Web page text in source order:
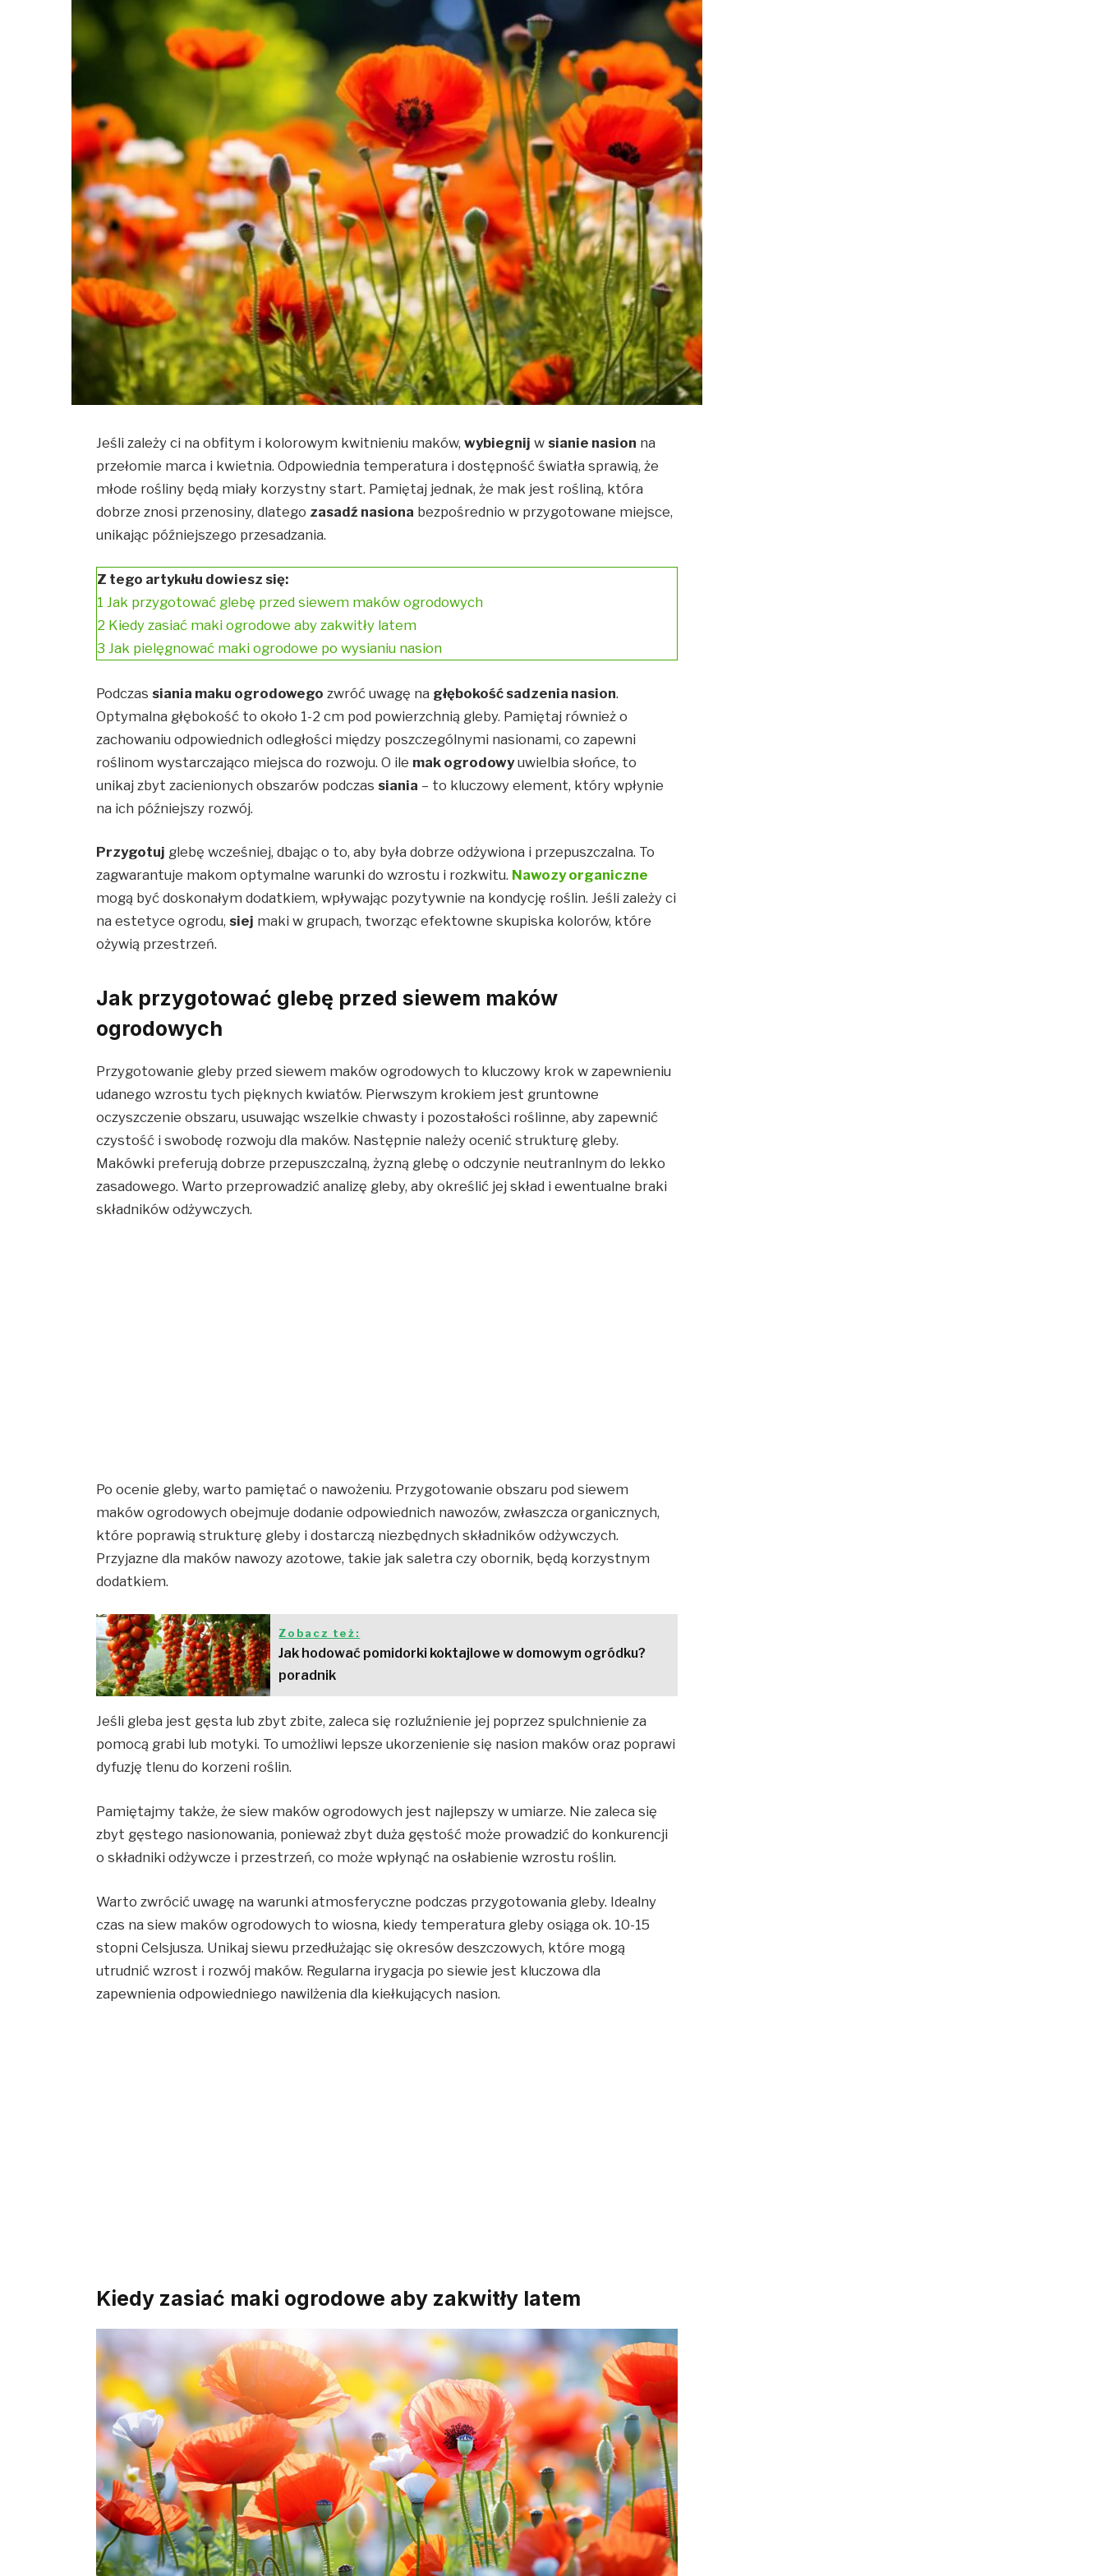
Jeśli zależy ci na obfitym i kolorowym kwitnieniu maków,wybiegnij w sianie nasion na
przełomie marca i kwietnia. Odpowiednia temperatura i dostępność światła sprawią, że
młode rośliny będą miały korzystny start. Pamiętaj jednak, że mak jest rośliną, która
dobrze znosi przenosiny, dlatego zasadź nasiona bezpośrednio w przygotowane miejsce,
unikając późniejszego przesadzania.
Z tego artykułu dowiesz się:
1 Jak przygotować glebę przed siewem maków ogrodowych
2 Kiedy zasiać maki ogrodowe aby zakwitły latem
3 Jak pielęgnować maki ogrodowe po wysianiu nasion
Podczas siania maku ogrodowego zwróć uwagę na głębokość sadzenia nasion.
Optymalna głębokość to około 1-2 cm pod powierzchnią gleby. Pamiętaj również o
zachowaniu odpowiednich odległości między poszczególnymi nasionami, co zapewni
roślinom wystarczająco miejsca do rozwoju. O ile mak ogrodowyuwielbia słońce, to
unikaj zbyt zacienionych obszarów podczas siania – to kluczowy element, który wpłynie
na ich późniejszy rozwój.
Przygotuj glebę wcześniej, dbając o to, aby była dobrze odżywiona i przepuszczalna. To
zagwarantuje makom optymalne warunki do wzrostu i rozkwitu. Nawozy organiczne
mogą być doskonałym dodatkiem, wpływając pozytywnie na kondycję roślin. Jeśli zależy ci
na estetyce ogrodu, siej maki w grupach, tworząc efektowne skupiska kolorów, które
ożywią przestrzeń.
Jak przygotować glebę przed siewem maków
ogrodowych
Przygotowanie gleby przed siewem maków ogrodowych to kluczowy krok w zapewnieniu
udanego wzrostu tych pięknych kwiatów. Pierwszym krokiem jest gruntowne
oczyszczenie obszaru, usuwając wszelkie chwasty i pozostałości roślinne, aby zapewnić
czystość i swobodę rozwoju dla maków. Następnie należy ocenić strukturę gleby.
Makówki preferują dobrze przepuszczalną, żyzną glebę o odczynie neutranlnym do lekko
zasadowego. Warto przeprowadzić analizę gleby, aby określić jej skład i ewentualne braki
składników odżywczych.
Po ocenie gleby, warto pamiętać o nawożeniu. Przygotowanie obszaru pod siewem
maków ogrodowych obejmuje dodanie odpowiednich nawozów, zwłaszcza organicznych,
które poprawią strukturę gleby i dostarczą niezbędnych składników odżywczych.
Przyjazne dla maków nawozy azotowe, takie jak saletra czy obornik, będą korzystnym
dodatkiem.
Zobacz też:
Jak hodować pomidorki koktajlowe w domowym ogródku?
poradnik
Jeśli gleba jest gęsta lub zbyt zbite, zaleca się rozluźnienie jej poprzez spulchnienie za
pomocą grabi lub motyki. To umożliwi lepsze ukorzenienie się nasion maków oraz poprawi
dyfuzję tlenu do korzeni roślin.
Pamiętajmy także, że siew maków ogrodowych jest najlepszy w umiarze. Nie zaleca się
zbyt gęstego nasionowania, ponieważ zbyt duża gęstość może prowadzić do konkurencji
o składniki odżywcze i przestrzeń, co może wpłynąć na osłabienie wzrostu roślin.
Warto zwrócić uwagę na warunki atmosferyczne podczas przygotowania gleby. Idealny
czas na siew maków ogrodowych to wiosna, kiedy temperatura gleby osiąga ok. 10-15
stopni Celsjusza. Unikaj siewu przedłużając się okresów deszczowych, które mogą
utrudnić wzrost i rozwój maków. Regularna irygacja po siewie jest kluczowa dla
zapewnienia odpowiedniego nawilżenia dla kiełkujących nasion.
Kiedy zasiać maki ogrodowe aby zakwitły latem